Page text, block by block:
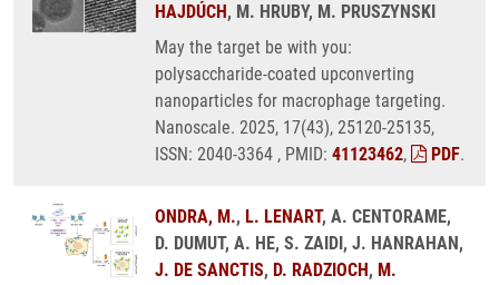
HAJDÚCH, M. HRUBY, M. PRUSZYNSKI
May the target be with you:
polysaccharide-coated upconverting
nanoparticles for macrophage targeting.
Nanoscale. 2025, 17(43), 25120-25135,
ISSN: 2040-3364 , PMID: 41123462, PDF.
ONDRA, M., L. LENART, A. CENTORAME,
D. DUMUT, A. HE, S. ZAIDI, J. HANRAHAN,
J. DE SANCTIS, D. RADZIOCH, M.